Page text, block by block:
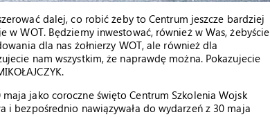
dalej, co robić żeby to Centrum jeszcze bardziej
w WOT. Będziemy inwestować, również w Was, żebyście
dla nas żołnierzy WOT, ale również dla
nam wszystkim, że naprawdę można. Pokazujecie
jako coroczne święto Centrum Szkolenia Wojsk
i bezpośrednio nawiązywała do wydarzeń z 30 maja